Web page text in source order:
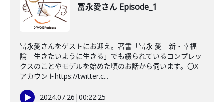
冨永愛さん Episode_1
冨永愛さんをゲストにお迎え。著書「冨永 愛 新・幸福
論 生きたいように生きる」でも綴られているコンプレッ
クスのことやモデルを始めた頃のお話から伺います。〇X
アカウントhttps://twitter.c...
2024.07.26 |00:22:25